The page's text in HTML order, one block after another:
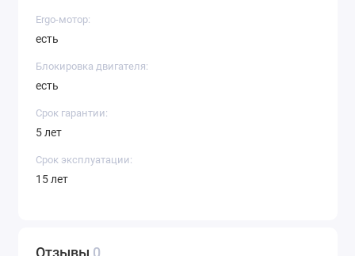
Ergo-мотор:
есть
Блокировка двигателя:
есть
Срок гарантии:
5 лет
Срок эксплуатации:
15 лет
Отзывы 0